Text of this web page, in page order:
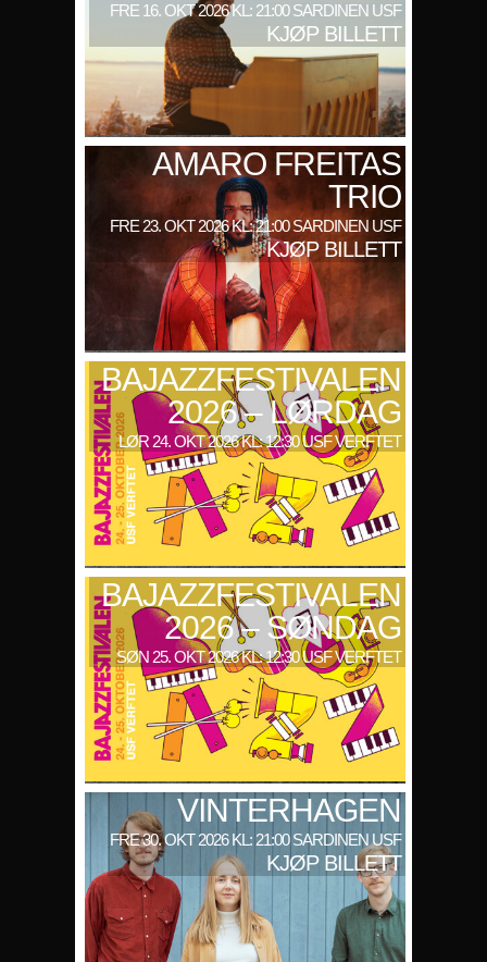
FRE 16. OKT 2026 KL: 21:00 SARDINEN USF
KJØP BILLETT
AMARO FREITAS
TRIO
FRE 23. OKT 2026 KL: 21:00 SARDINEN USF
KJØP BILLETT
BAJAZZFESTIVALEN
2026 – LØRDAG
LØR 24. OKT 2026 KL: 12:30 USF VERFTET
BAJAZZFESTIVALEN
2026 – SØNDAG
SØN 25. OKT 2026 KL: 12:30 USF VERFTET
VINTERHAGEN
FRE 30. OKT 2026 KL: 21:00 SARDINEN USF
KJØP BILLETT